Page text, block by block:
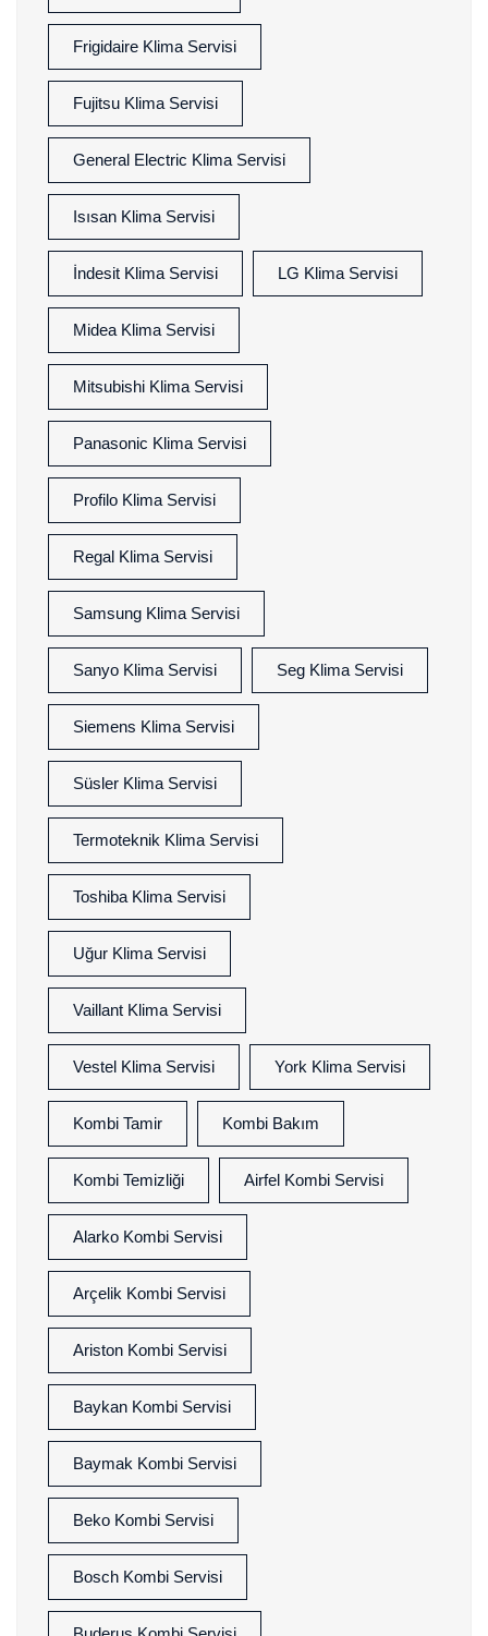
Frigidaire Klima Servisi
Fujitsu Klima Servisi
General Electric Klima Servisi
Isısan Klima Servisi
İndesit Klima Servisi LG Klima Servisi
Midea Klima Servisi
Mitsubishi Klima Servisi
Panasonic Klima Servisi
Profilo Klima Servisi
Regal Klima Servisi
Samsung Klima Servisi
Sanyo Klima Servisi Seg Klima Servisi
Siemens Klima Servisi
Süsler Klima Servisi
Termoteknik Klima Servisi
Toshiba Klima Servisi
Uğur Klima Servisi
Vaillant Klima Servisi
Vestel Klima Servisi York Klima Servisi
Kombi Tamir Kombi Bakım
Kombi Temizliği Airfel Kombi Servisi
Alarko Kombi Servisi
Arçelik Kombi Servisi
Ariston Kombi Servisi
Baykan Kombi Servisi
Baymak Kombi Servisi
Beko Kombi Servisi
Bosch Kombi Servisi